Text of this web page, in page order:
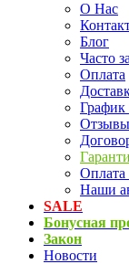
О Нас
Блог
Часто
Оплата
График
Отзывы
Оплата
Наши
SALE
Бонусная
Закон
Новости